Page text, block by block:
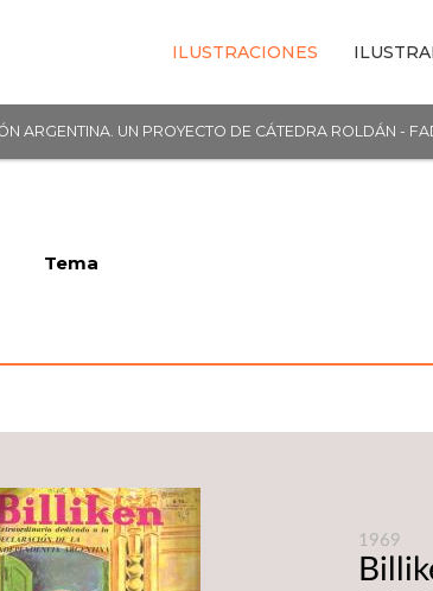
ILUSTRACIONES
ARGENTINA. UN PROYECTO DE CÁTEDRA ROLDÁN -
Tema
1969